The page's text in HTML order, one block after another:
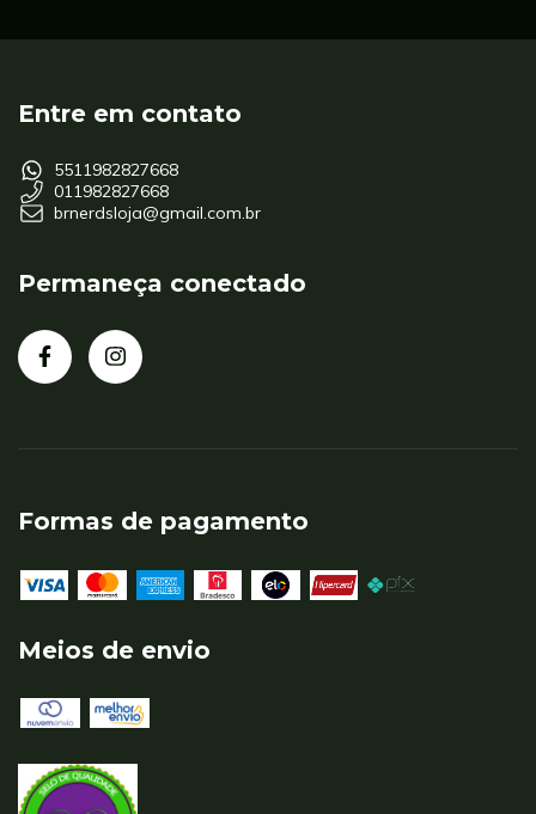
Entre em contato
5511982827668
011982827668
brnerdsloja@gmail.com.br
Permaneça conectado
Formas de pagamento
Meios de envio